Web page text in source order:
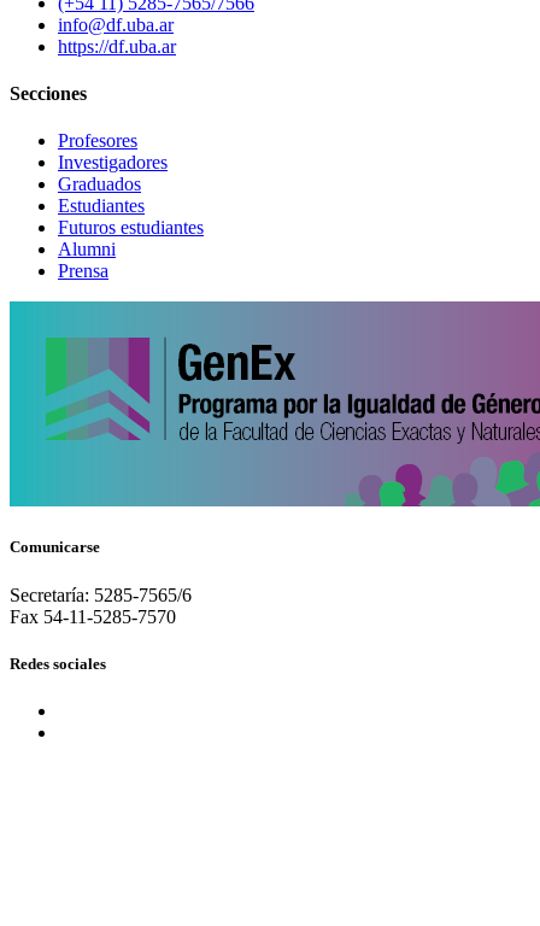
info@df.uba.ar
https://df.uba.ar
Secciones
Profesores
Investigadores
Graduados
Estudiantes
Futuros estudiantes
Alumni
Prensa
Comunicarse
Secretaría: 5285-7565/6
Fax 54-11-5285-7570
Redes sociales